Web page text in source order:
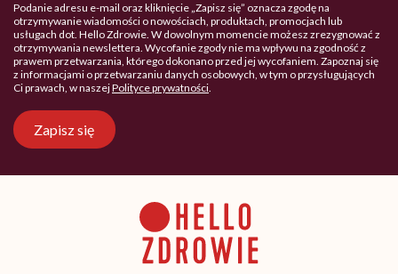
Podanie adresu e-mail oraz kliknięcie „Zapisz się” oznacza zgodę na
otrzymywanie wiadomości o nowościach, produktach, promocjach lub
usługach dot. Hello Zdrowie. W dowolnym momencie możesz zrezygnować z
otrzymywania newslettera. Wycofanie zgody nie ma wpływu na zgodność z
prawem przetwarzania, którego dokonano przed jej wycofaniem. Zapoznaj się
z informacjami o przetwarzaniu danych osobowych, w tym o przysługujących
Ci prawach, w naszejPolityce prywatności.
Zapisz się